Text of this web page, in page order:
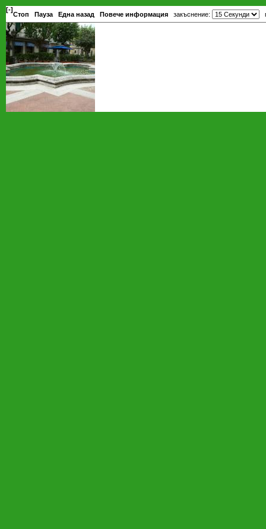
[-]
Стоп Пауза Една назад Повече информация закъснение: